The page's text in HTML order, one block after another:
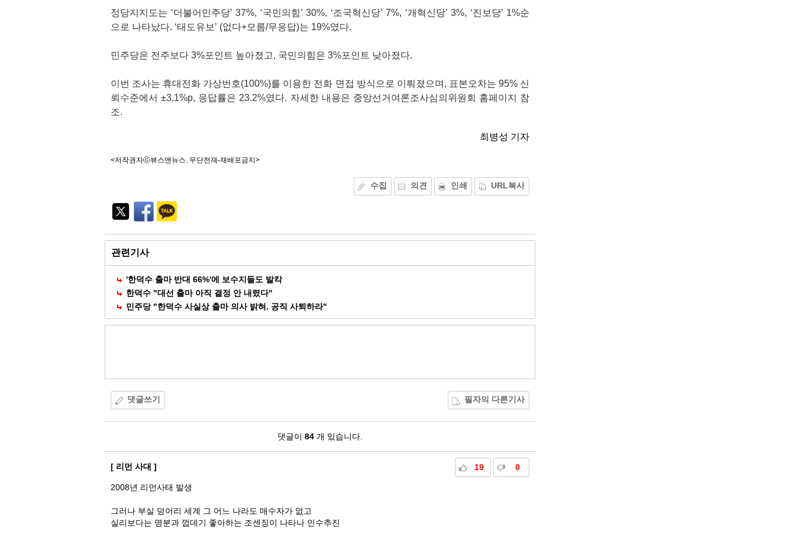
정당지지도는 ‘더불어민주당’ 37%, ‘국민의힘’ 30%, ‘조국혁신당’ 7%, ‘개혁신당’ 3%, ‘진보당’ 1%순
으로 나타났다. ‘태도유보’ (없다+모름/무응답)는 19%였다.
민주당은 전주보다 3%포인트 높아졌고, 국민의힘은 3%포인트 낮아졌다.
이번 조사는 휴대전화 가상번호(100%)를 이용한 전화 면접 방식으로 이뤄졌으며, 표본오차는 95% 신
뢰수준에서 ±3.1%p, 응답률은 23.2%였다. 자세한 내용은 중앙선거여론조사심의위원회 홈페이지 참
조.
최병성 기자
<저작권자ⓒ뷰스앤뉴스. 무단전재-재배포금지>
능
수집 의견 인쇄 URL복사
외
공
유
관련기사
'한덕수 출마 반대 66%'에 보수지들도 발칵
한덕수 "대선 출마 아직 결정 안 내렸다"
민주당 "한덕수 사실상 출마 의사 밝혀. 공직 사퇴하라"
댓글쓰기 필자의 다른기사
글
댓글이 84 개 있습니다.
19 0
[ 리먼 사대 ]
2008년 리먼사태 발생
그러나 부실 덩어리 세계 그 어느 나라도 매수자가 없고
실리보다는 명분과 껍데기 좋아하는 조센징이 나타나 인수추진